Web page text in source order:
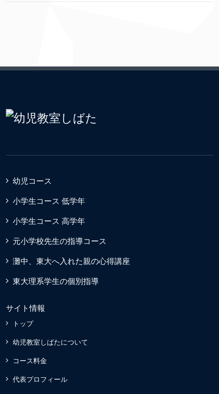
幼児コース
小学生コース 低学年
小学生コース 高学年
元小学校先生の指導コース
灘中、東大へ入れた親の心得講座
東大理系学生の個別指導
サイト情報
トップ
幼児教室しばたについて
コース料金
代表プロフィール